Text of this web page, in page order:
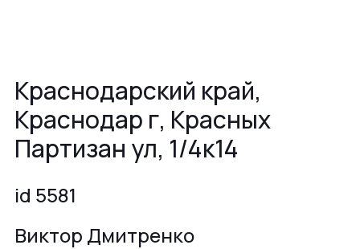
Краснодарский край,
Краснодар г, Красных
Партизан ул, 1/4к14
id 5581
Виктор Дмитренко